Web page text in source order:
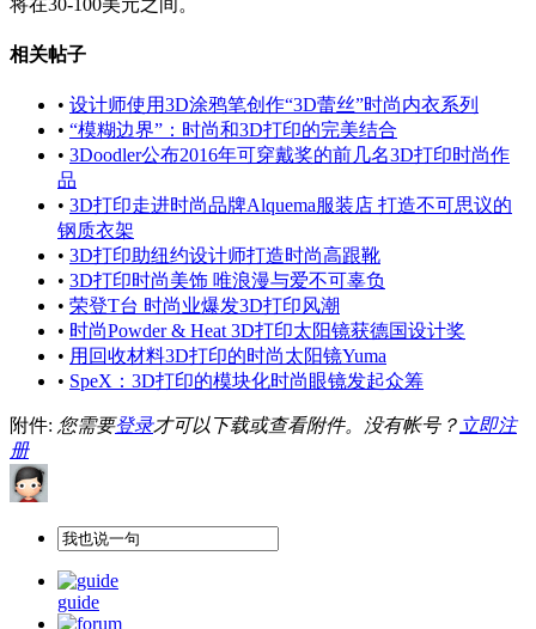
相关帖子
• 设计师使用3D涂鸦笔创作“3D蕾丝”时尚内衣系列
• “模糊边界”：时尚和3D打印的完美结合
• 3Doodler公布2016年可穿戴奖的前几名3D打印时尚作
品
• 3D打印走进时尚品牌Alquema服装店 打造不可思议的
钢质衣架
• 3D打印助纽约设计师打造时尚高跟靴
• 3D打印时尚美饰 唯浪漫与爱不可辜负
• 荣登T台 时尚业爆发3D打印风潮
• 时尚Powder & Heat 3D打印太阳镜获德国设计奖
• 用回收材料3D打印的时尚太阳镜Yuma
• SpeX：3D打印的模块化时尚眼镜发起众筹
附件: 您需要登录才可以下载或查看附件。没有帐号？ 立即注
册
guide